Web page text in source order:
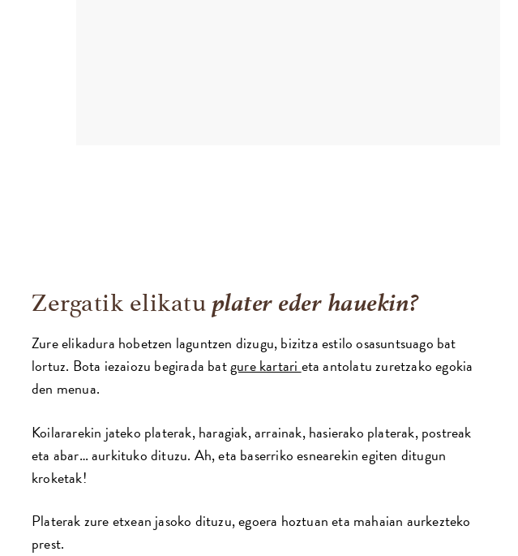
Zergatik elikatuplater eder hauekin?
Zure elikadura hobetzen laguntzen dizugu, bizitza estilo osasuntsuago bat
lortuz. Bota iezaiozu begirada batgure kartari eta antolatu zuretzako egokia
den menua.
Koilararekin jateko platerak, haragiak, arrainak, hasierako platerak, postreak
eta abar… aurkituko dituzu. Ah, eta baserriko esnearekin egiten ditugun
kroketak!
Platerak zure etxean jasoko dituzu, egoera hoztuan eta mahaian aurkezteko
prest.